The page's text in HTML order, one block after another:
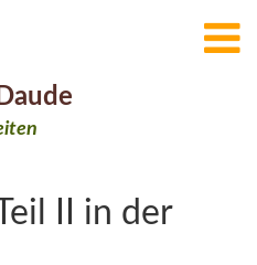
II in der